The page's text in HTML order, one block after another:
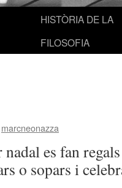
HISTÒRIA DE LA
FILOSOFIA
marcneonazza
es fan
o sopars i